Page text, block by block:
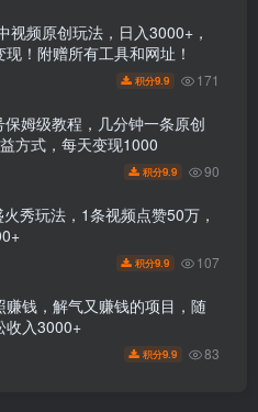
视频原创玩法，日入3000+，
！附赠所有工具和网址！
积分9.9 171
姆级教程，几分钟一条原创
方式，每天变现1000
积分9.9 90
秀玩法，1条视频点赞50万，
积分9.9 107
赚钱，解气又赚钱的项目，随
收入3000+
积分9.9 83